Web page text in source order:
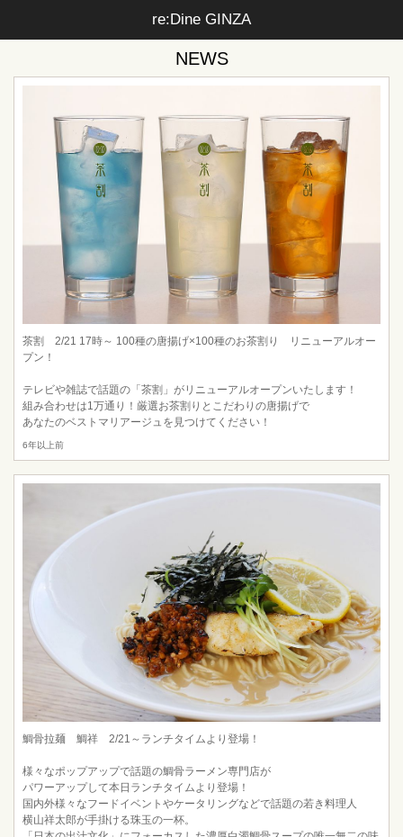
re:Dine GINZA
NEWS
茶割 2/21 17時～ 100種の唐揚げ×100種のお茶割り リニューアルオー
プン！
テレビや雑誌で話題の「茶割」がリニューアルオープンいたします！
組み合わせは1万通り！厳選お茶割りとこだわりの唐揚げで
あなたのベストマリアージュを見つけてください！
6年以上前
鯛骨拉麺 鯛祥 2/21～ランチタイムより登場！
様々なポップアップで話題の鯛骨ラーメン専門店が
パワーアップして本日ランチタイムより登場！
国内外様々なフードイベントやケータリングなどで話題の若き料理人
横山祥太郎が手掛ける珠玉の一杯。